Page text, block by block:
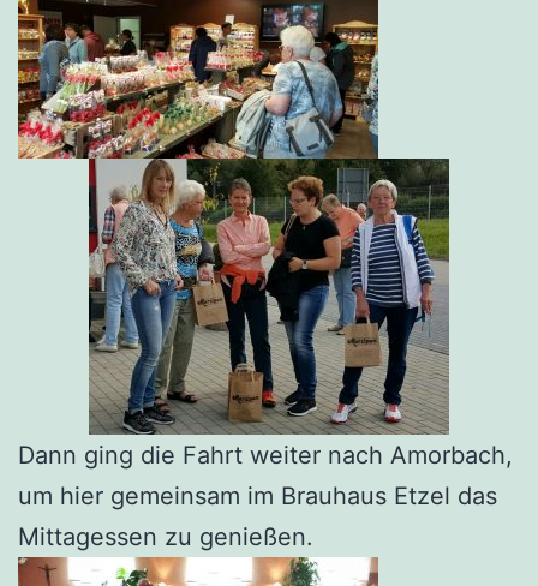
Dann ging die Fahrt weiter nach Amorbach,
um hier gemeinsam im Brauhaus Etzel das
Mittagessen zu genießen.